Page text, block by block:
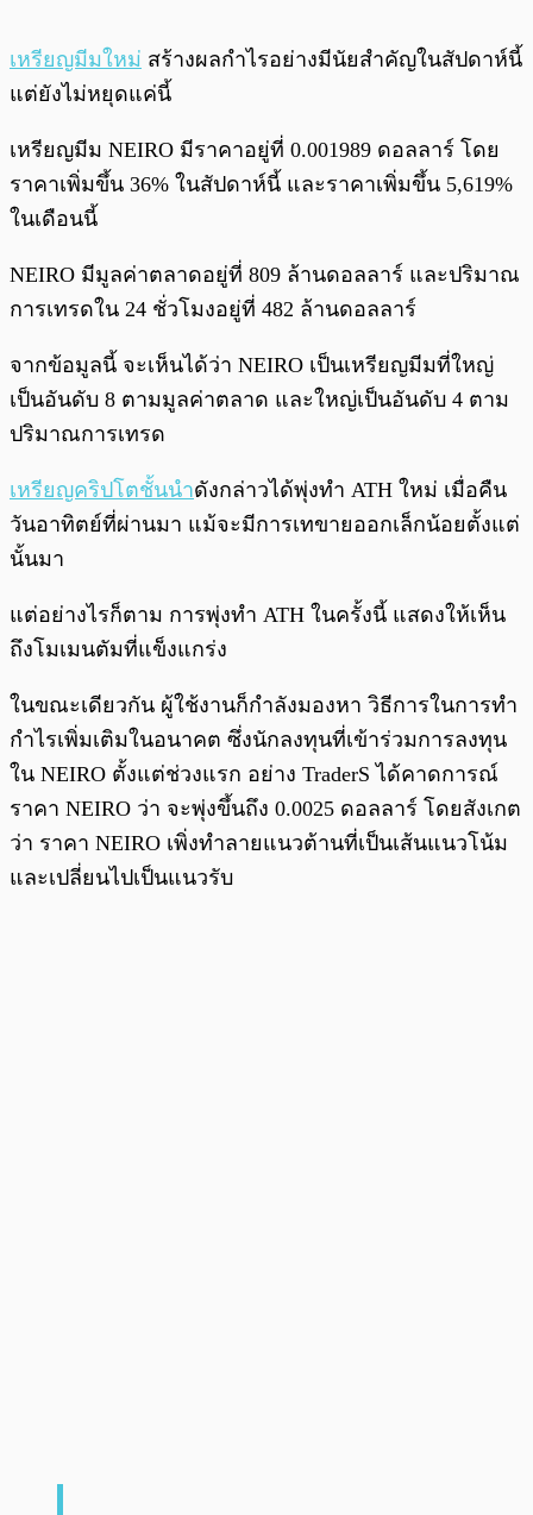
เหรียญมีมใหม่ สร้างผลกำไรอย่างมีนัยสำคัญในสัปดาห์นี้
แต่ยังไม่หยุดแค่นี้
เหรียญมีม NEIRO มีราคาอยู่ที่ 0.001989 ดอลลาร์ โดย
ราคาเพิ่มขึ้น 36% ในสัปดาห์นี้ และราคาเพิ่มขึ้น 5,619%
ในเดือนนี้
NEIRO มีมูลค่าตลาดอยู่ที่ 809 ล้านดอลลาร์ และปริมาณ
การเทรดใน 24 ชั่วโมงอยู่ที่ 482 ล้านดอลลาร์
จากข้อมูลนี้ จะเห็นได้ว่า NEIRO เป็นเหรียญมีมที่ใหญ่
เป็นอันดับ 8 ตามมูลค่าตลาด และใหญ่เป็นอันดับ 4 ตาม
ปริมาณการเทรด
เหรียญคริปโตชั้นนำดังกล่าวได้พุ่งทำ ATH ใหม่ เมื่อคืน
วันอาทิตย์ที่ผ่านมา แม้จะมีการเทขายออกเล็กน้อยตั้งแต่
นั้นมา
แต่อย่างไรก็ตาม การพุ่งทำ ATH ในครั้งนี้ แสดงให้เห็น
ถึงโมเมนตัมที่แข็งแกร่ง
ในขณะเดียวกัน ผู้ใช้งานก็กำลังมองหา วิธีการในการทำ
กำไรเพิ่มเติมในอนาคต ซึ่งนักลงทุนที่เข้าร่วมการลงทุน
ใน NEIRO ตั้งแต่ช่วงแรก อย่าง TraderS ได้คาดการณ์
ราคา NEIRO ว่า จะพุ่งขึ้นถึง 0.0025 ดอลลาร์ โดยสังเกต
ว่า ราคา NEIRO เพิ่งทำลายแนวต้านที่เป็นเส้นแนวโน้ม
และเปลี่ยนไปเป็นแนวรับ